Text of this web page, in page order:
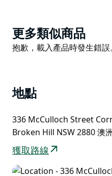
Product
List
更多類似商品
Product
抱歉，載入產品時發生錯誤
地點
336 McCulloch Street
Broken Hill NSW 2880 澳
獲取路線